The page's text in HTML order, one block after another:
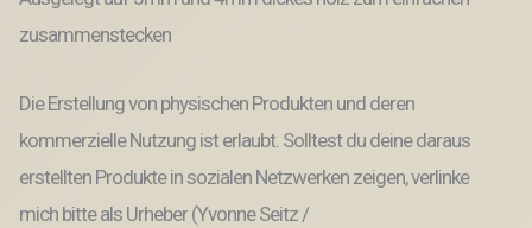
zusammenstecken
Die Erstellung von physischen Produkten und deren
kommerzielle Nutzung ist erlaubt. Solltest du deine daraus
erstellten Produkte in sozialen Netzwerken zeigen, verlinke
mich bitte als Urheber (Yvonne Seitz /